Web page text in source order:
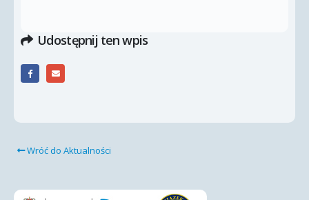
Udostępnij ten wpis
Wróć do Aktualności